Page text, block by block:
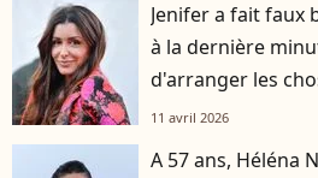
Jenifer a fait faux
à la dernière
d'arranger les
11 avril 2026
A 57 ans, Héléna